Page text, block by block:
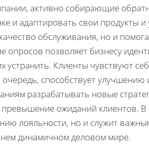
активно собирающие
и адаптировать свои продукты и
обслуживания, но и
опросов позволяет бизнесу
Клиенты чувствуют
способствует улучшению
разрабатывать новые
ожиданий клиентов. В
лояльности, но и служит
динамичном деловом мире.